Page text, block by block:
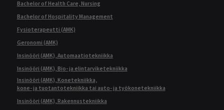
Bachelor of Health Care, Nursing
Bachelor of Hospitality Management
Fysioterapeutti (AMK)
Geronomi (AMK)
Insinööri (AMK), Automaatiotekniikka
Insinööri (AMK), Bio- ja elintarviketekniikka
Insinööri (AMK), Konetekniikka,
kone- ja tuotantotekniikka tai auto- ja työkonetekniikka
Insinööri (AMK), Rakennustekniikka